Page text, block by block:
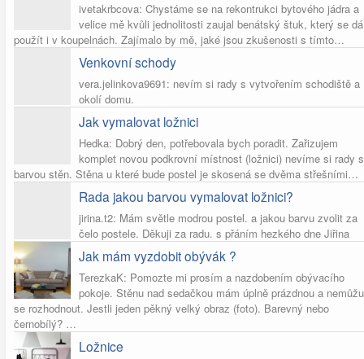
ivetakrbcova: Chystáme se na rekontrukci bytového jádra a
velice mě kvůli jednolitosti zaujal benátský štuk, který se dá
použít i v koupelnách. Zajímalo by mě, jaké jsou zkušenosti s tímto…
Venkovní schody
vera.jelinkova9691: nevím si rady s vytvořením schodiště a
okolí domu.
Jak vymalovat ložnici
Hedka: Dobrý den, potřebovala bych poradit. Zařizujem
komplet novou podkrovní místnost (ložnici) nevíme si rady s
barvou stěn. Stěna u které bude postel je skosená se dvěma střešními…
Rada jakou barvou vymalovat ložnici?
jirina.t2: Mám světle modrou postel. a jakou barvu zvolit za
čelo postele. Děkuji za radu. s přáním hezkého dne Jiřina
Jak mám vyzdobit obývák ?
TerezkaK: Pomozte mi prosím a nazdobením obývacího
pokoje. Stěnu nad sedačkou mám úplně prázdnou a nemůžu
se rozhodnout. Jestli jeden pěkný velký obraz (foto). Barevný nebo
černobílý? …
Ložnice